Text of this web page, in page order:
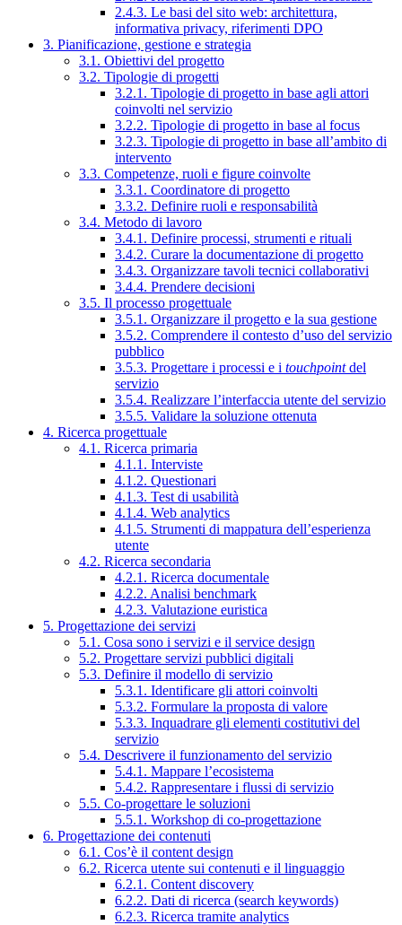
2.4.3. Le basi del sito web: architettura,
informativa privacy, riferimenti DPO
3. Pianificazione, gestione e strategia
3.1. Obiettivi del progetto
3.2. Tipologie di progetti
3.2.1. Tipologie di progetto in base agli attori
coinvolti nel servizio
3.2.2. Tipologie di progetto in base al focus
3.2.3. Tipologie di progetto in base all’ambito di
intervento
3.3. Competenze, ruoli e figure coinvolte
3.3.1. Coordinatore di progetto
3.3.2. Definire ruoli e responsabilità
3.4. Metodo di lavoro
3.4.1. Definire processi, strumenti e rituali
3.4.2. Curare la documentazione di progetto
3.4.3. Organizzare tavoli tecnici collaborativi
3.4.4. Prendere decisioni
3.5. Il processo progettuale
3.5.1. Organizzare il progetto e la sua gestione
3.5.2. Comprendere il contesto d’uso del servizio
pubblico
3.5.3. Progettare i processi e i touchpointdel
servizio
3.5.4. Realizzare l’interfaccia utente del servizio
3.5.5. Validare la soluzione ottenuta
4. Ricerca progettuale
4.1. Ricerca primaria
4.1.1. Interviste
4.1.2. Questionari
4.1.3. Test di usabilità
4.1.4. Web analytics
4.1.5. Strumenti di mappatura dell’esperienza
utente
4.2. Ricerca secondaria
4.2.1. Ricerca documentale
4.2.2. Analisi benchmark
4.2.3. Valutazione euristica
5. Progettazione dei servizi
5.1. Cosa sono i servizi e il service design
5.2. Progettare servizi pubblici digitali
5.3. Definire il modello di servizio
5.3.1. Identificare gli attori coinvolti
5.3.2. Formulare la proposta di valore
5.3.3. Inquadrare gli elementi costitutivi del
servizio
5.4. Descrivere il funzionamento del servizio
5.4.1. Mappare l’ecosistema
5.4.2. Rappresentare i flussi di servizio
5.5. Co-progettare le soluzioni
5.5.1. Workshop di co-progettazione
6. Progettazione dei contenuti
6.1. Cos’è il content design
6.2. Ricerca utente sui contenuti e il linguaggio
6.2.1. Content discovery
6.2.2. Dati di ricerca (search keywords)
6.2.3. Ricerca tramite analytics